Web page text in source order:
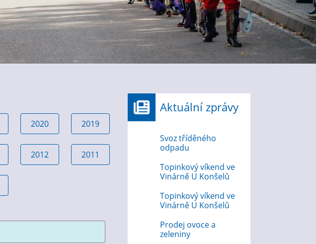
2020 2019
2012 2011
Aktuální zprávy
Svoz tříděného
odpadu
Topinkový víkend ve
Vinárně U Konšelů
Topinkový víkend ve
Vinárně U Konšelů
Prodej ovoce a
zeleniny